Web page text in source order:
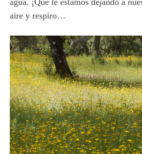
agua. ¡Qué le estamos dejando a
aire y respiro…